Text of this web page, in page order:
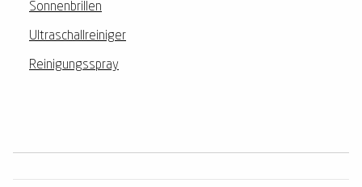
Sonnenbrillen
Ultraschallreiniger
Reinigungsspray